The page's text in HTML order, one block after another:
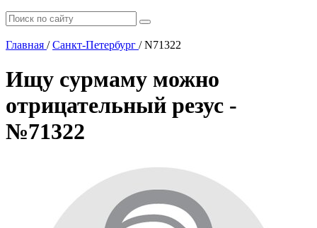
Главная / Санкт-Петербург /N71322
Ищу сурмаму можно
отрицательный резус -
№71322